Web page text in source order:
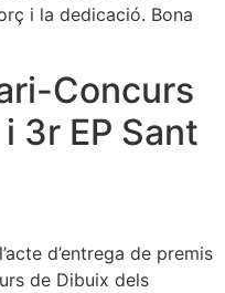
i la dedicació. Bona
Concurs
3r EP Sant
d’entrega de premis
de Dibuix dels